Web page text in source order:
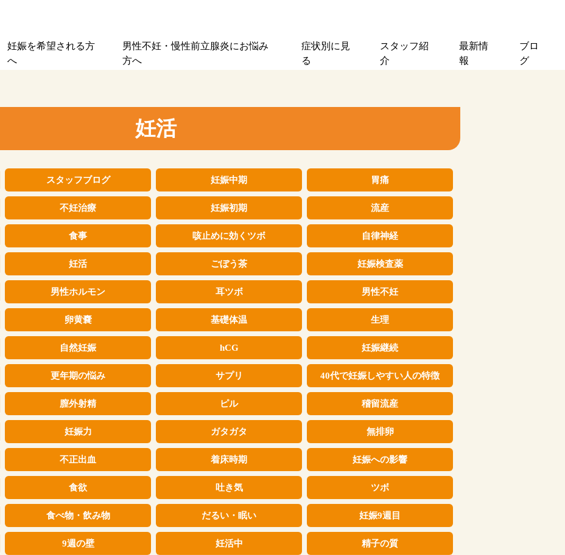
妊娠を希望される方
へ
男性不妊・慢性前立腺炎にお悩み
方へ
症状別に見
る
スタッフ紹
介
最新情
報
ブロ
グ
妊活
スタッフブログ 妊娠中期 胃痛
不妊治療 妊娠初期 流産
食事 咳止めに効くツボ 自律神経
妊活 ごぼう茶 妊娠検査薬
男性ホルモン 耳ツボ 男性不妊
卵黄嚢 基礎体温 生理
自然妊娠 hCG 妊娠継続
更年期の悩み サプリ 40代で妊娠しやすい人の特徴
膣外射精 ピル 稽留流産
妊娠力 ガタガタ 無排卵
不正出血 着床時期 妊娠への影響
食欲 吐き気 ツボ
食べ物・飲み物 だるい・眠い 妊娠9週目
9週の壁 妊活中 精子の質